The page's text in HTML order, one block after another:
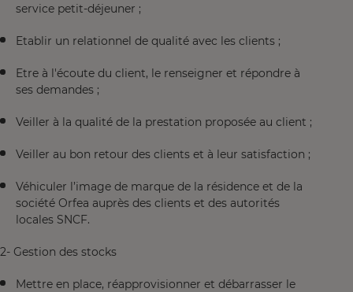
service petit-déjeuner ;
Etablir un relationnel de qualité avec les clients ;
Etre à l'écoute du client, le renseigner et répondre à
ses demandes ;
Veiller à la qualité de la prestation proposée au client ;
Veiller au bon retour des clients et à leur satisfaction ;
Véhiculer l’image de marque de la résidence et de la
société Orfea auprès des clients et des autorités
locales SNCF.
2- Gestion des stocks
Mettre en place, réapprovisionner et débarrasser le